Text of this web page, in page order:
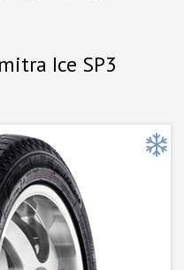
Ice SP3